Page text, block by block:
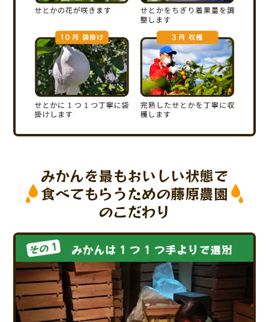
みかんを最もおいしい状態で
食べてもらうための藤原農園
のこだわり